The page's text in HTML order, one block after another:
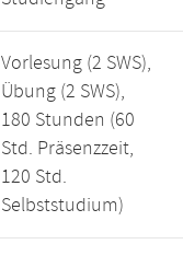
Vorlesung (2 SWS),
Übung (2 SWS),
180 Stunden (60
Std. Präsenzzeit,
120 Std.
Selbststudium)